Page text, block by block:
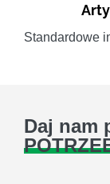
Standardowe
Daj nam